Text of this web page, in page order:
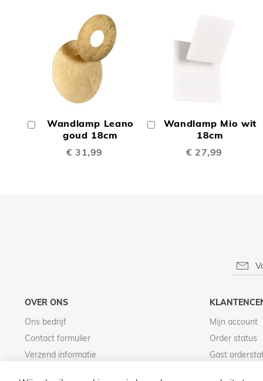
Wandlamp Leano
goud 18cm
€ 31,99
Winkelwagen
Wandlamp Mio wit
18cm
€ 27,99
In
Winkelwagen
OVER ONS
Ons bedrijf
Contact formulier
Verzend informatie
Mijn account
Order status
Gast